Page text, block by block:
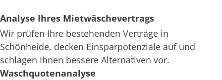
Analyse Ihres Mietwäschevertrags
Wir prüfen Ihre bestehenden Verträge in
Schönheide, decken Einsparpotenziale auf und
schlagen Ihnen bessere Alternativen vor.
Waschquotenanalyse